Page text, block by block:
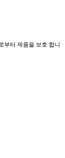
부터 제품을 보호 합니